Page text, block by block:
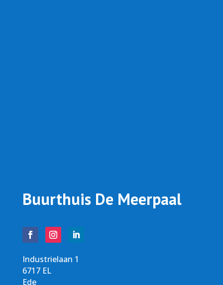
Buurthuis De Meerpaal
Industrielaan 1
6717 EL
Ede